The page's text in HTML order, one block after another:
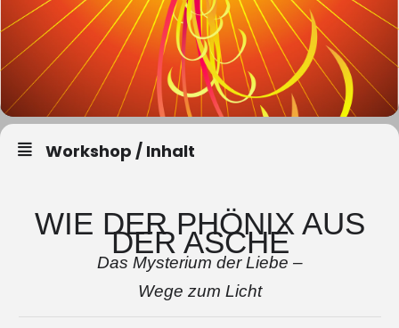
Workshop / Inhalt
WIE DER PHÖNIX AUS
DER ASCHE
Das Mysterium der Liebe –
Wege zum Licht